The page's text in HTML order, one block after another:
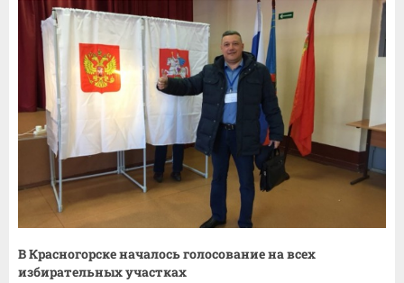
В Красногорске началось голосование на всех
избирательных участках